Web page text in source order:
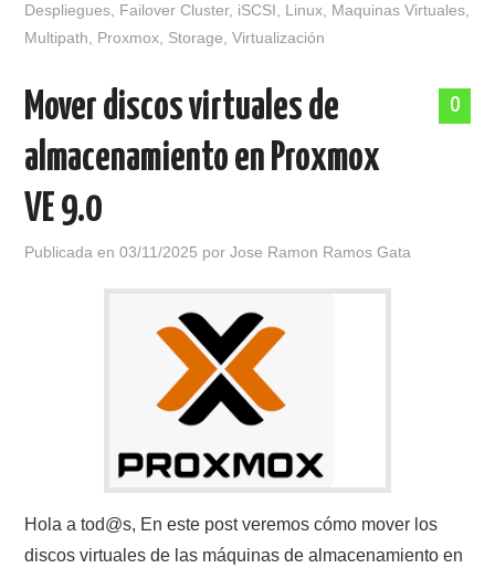
Despliegues Failover Cluster, iSCSI Linux Maquinas Virtuales
Multipath
Proxmox Storage ,Virtualización
0
Mover discos virtuales de
almacenamiento en Proxmox
VE 9.0
Publicada en03/11/2025 porJose Ramon Ramos Gata
Hola a tod@s, En este post veremos cómo mover los
discos virtuales de las máquinas de almacenamiento en